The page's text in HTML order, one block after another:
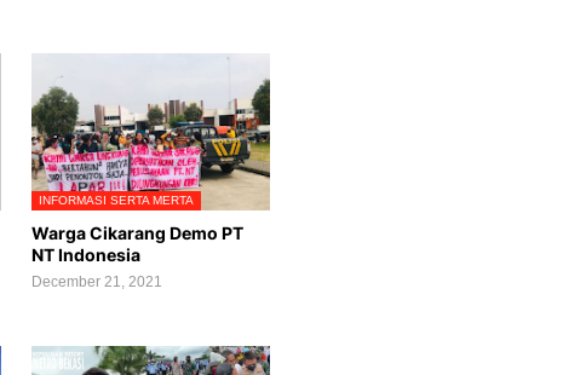
INFORMASI SERTA MERTA
Warga Cikarang Demo PT
NT Indonesia
December 21, 2021